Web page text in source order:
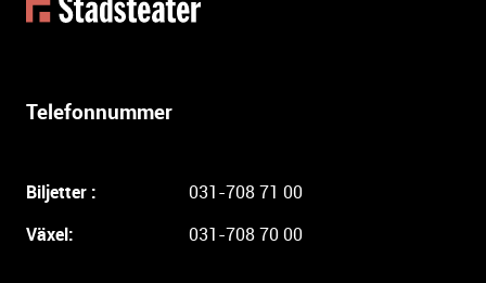
Telefonnummer
Biljetter :
031-708 71 00
Växel:
031-708 70 00